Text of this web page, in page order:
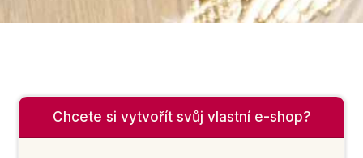
Chcete si vytvořít svůj vlastní e-shop?